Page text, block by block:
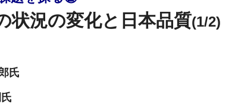
状況の変化と日本品質(1/2)
氏